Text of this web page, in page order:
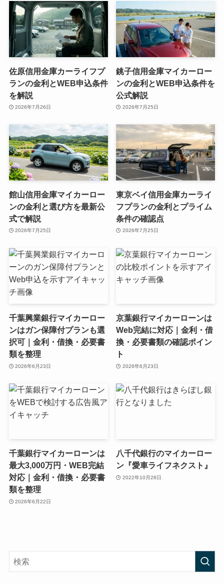
佐原信用金庫カーライフプ
ランの金利とWEB申込条件
を解説
2026年7月26日
銚子信用金庫マイカーロー
ンの金利とWEB申込条件を
公式解説
2026年7月25日
館山信用金庫マイカーロー
ンの金利と選び方を最新公
式で解説
2026年7月25日
東京ベイ信用金庫カーライ
フプランの金利とプライム
条件の確認点
2026年7月25日
千葉興業銀行マイカーロー
ンはガン保障付プランも選
択可｜金利・借換・必要書
類を整理
2026年6月23日
京葉銀行マイカーローンは
Web完結に対応｜金利・借
換・必要書類の確認ポイン
ト
2026年6月23日
千葉銀行マイカーローンは
最大3,000万円・WEB完結
対応｜金利・借換・必要書
類を整理
2026年6月22日
八千代銀行のマイカーロー
ン『愛車ライフネクスト』
2022年10月28日